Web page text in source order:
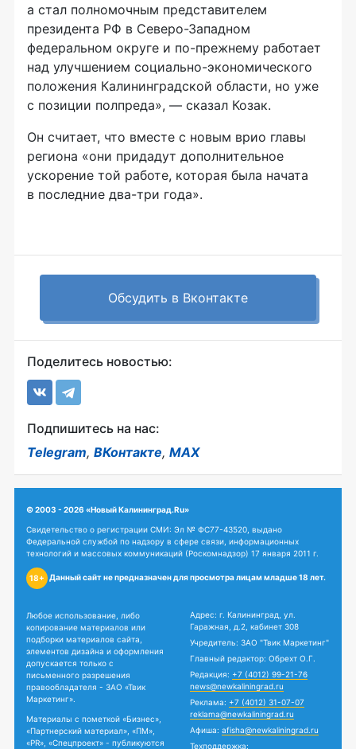
а стал полномочным представителем
президента РФ в Северо-Западном
федеральном округе и по-прежнему работает
над улучшением социально-экономического
положения Калининградской области, но уже
с позиции полпреда», — сказал Козак.
Он считает, что вместе с новым врио главы
региона «они придадут дополнительное
ускорение той работе, которая была начата
в последние два-три года».
Обсудить в Вконтакте
Поделитесь новостью:
Подпишитесь на нас:
Telegram, ВКонтакте, MAX
© 2003 - 2026 «Новый Калининград.Ru»
Свидетельство о регистрации СМИ: Эл № ФС77-43520, выдано
Федеральной службой по надзору в сфере связи, информационных
технологий и массовых коммуникаций (Роскомнадзор) 17 января 2011 г.
18+ Данный сайт не предназначен для просмотра лицам младше 18 лет.
Любое использование, либо
копирование материалов или
подборки материалов сайта,
элементов дизайна и оформления
допускается только с
письменного разрешения
правообладателя - ЗАО «Твик
Маркетинг».
Материалы с пометкой «Бизнес»,
«Партнерский материал», «ПМ»,
«PR», «Спецпроект» - публикуются
Адрес: г. Калининград, ул.
Гаражная, д.2, кабинет 308
Учредитель: ЗАО "Твик Маркетинг"
Главный редактор: Обрехт О.Г.
Редакция: +7 (4012) 99-21-76
news@newkaliningrad.ru
Реклама: +7 (4012) 31-07-07
reklama@newkaliningrad.ru
Афиша: afisha@newkaliningrad.ru
Техподдержка: